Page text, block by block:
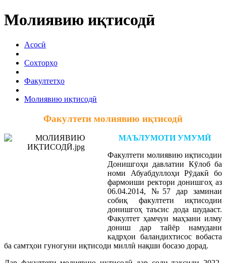
Молиявию иқтисодӣ
Асосӣ
Сохторҳо
Факултетҳо
Молиявию иқтисодӣ
Факултети молиявию иқтисодӣ
МАЪЛУМОТИ УМУМӢ
Факултети молиявию иқтисодии
Донишгоҳи давлатии Кӯлоб ба
номи Абуабдуллоҳи Рӯдакӣ бо
фармоиши ректори донишгоҳ аз
06.04.2014, №57 дар заминаи
собиқ факултети иқтисодии
донишгоҳ таъсис дода шудааст.
Факултет ҳамчун маҳзани илму
дониш дар тайёр намудани
кадрҳои баландихтисос вобаста
ба самтҳои гуногуни иқтисоди миллӣ нақши босазо дорад.